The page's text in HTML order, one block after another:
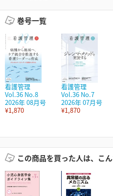
巻号一覧
看護管理
Vol.36 No.8
2026年 08月号
¥1,870
看護管理
Vol.36 No.7
2026年 07月号
¥1,870
この商品を買った人は、こ